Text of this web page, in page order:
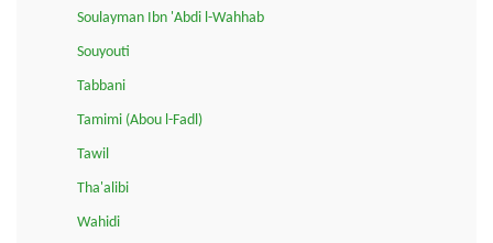
Soulayman Ibn 'Abdi l-Wahhab
Souyouti
Tabbani
Tamimi (Abou l-Fadl)
Tawil
Tha'alibi
Wahidi